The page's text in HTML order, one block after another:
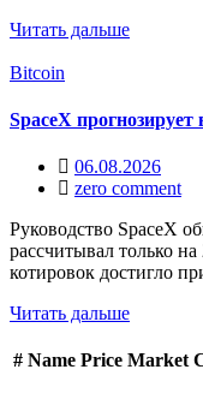
Читать дальше
Bitcoin
SpaceX
06.08.2026
zero comment
Руководство SpaceX
рассчитывал только
котировок достигло
Читать дальше
# Name Price Market